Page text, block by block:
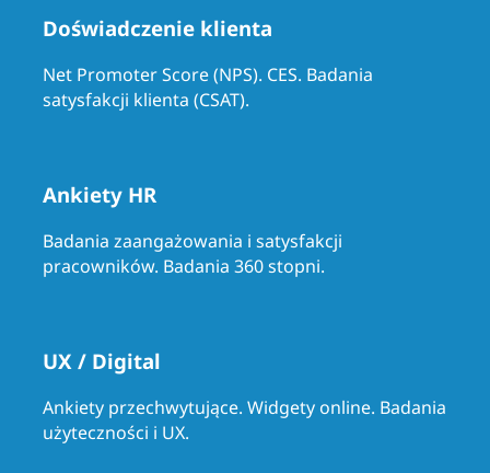
Doświadczenie klienta
Net Promoter Score (NPS). CES. Badania
satysfakcji klienta (CSAT).
Ankiety HR
Badania zaangażowania i satysfakcji
pracowników. Badania 360 stopni.
UX / Digital
Ankiety przechwytujące. Widgety online. Badania
użyteczności i UX.